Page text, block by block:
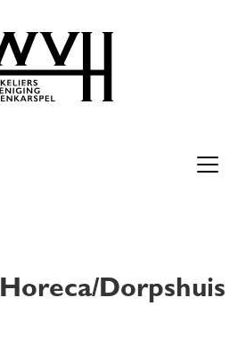
Horeca/Dorpshuis